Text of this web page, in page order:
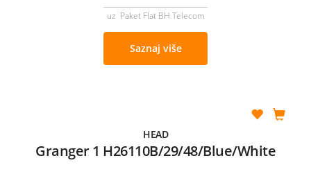
uz Paket Flat BH Telecom
Saznaj više
HEAD
Granger 1 H26110B/29/48/Blue/White